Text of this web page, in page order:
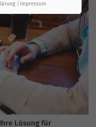
Lösung für
Impressum